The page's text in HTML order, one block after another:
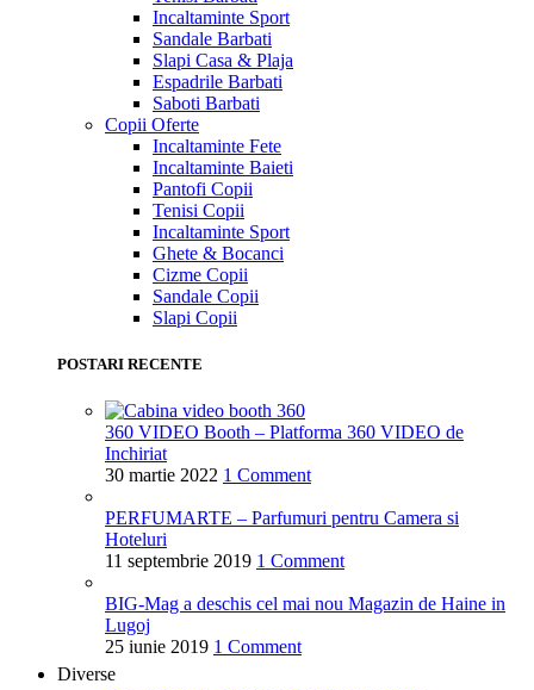
Incaltaminte Sport
Sandale Barbati
Slapi Casa & Plaja
Espadrile Barbati
Saboti Barbati
Copii Oferte
Incaltaminte Fete
Incaltaminte Baieti
Pantofi Copii
Tenisi Copii
Incaltaminte Sport
Ghete & Bocanci
Cizme Copii
Sandale Copii
Slapi Copii
POSTARI RECENTE
360 VIDEO Booth – Platforma 360 VIDEO de
Inchiriat
30 martie 2022 1 Comment
PERFUMARTE – Parfumuri pentru Camera si
Hoteluri
11 septembrie 2019 1 Comment
BIG-Mag a deschis cel mai nou Magazin de Haine in
Lugoj
25 iunie 2019 1 Comment
Diverse